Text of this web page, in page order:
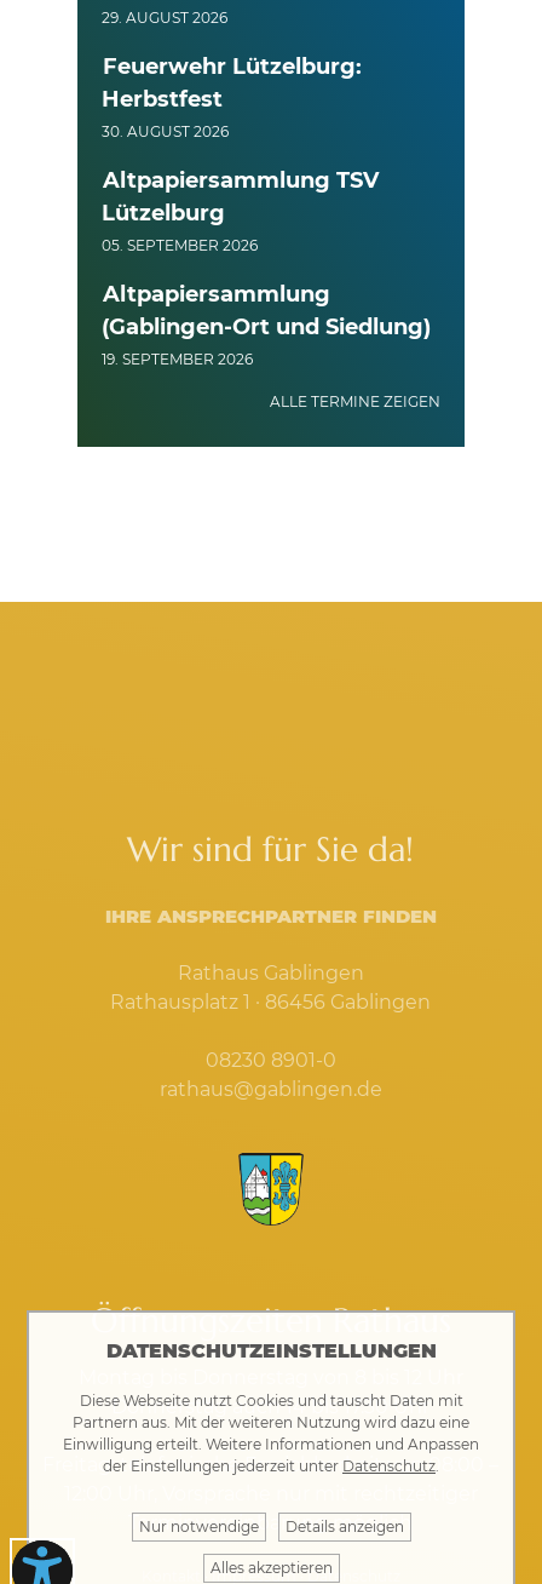
29. AUGUST 2026
Feuerwehr Lützelburg:
Herbstfest
30. AUGUST 2026
Altpapiersammlung TSV
Lützelburg
05. SEPTEMBER 2026
Altpapiersammlung
(Gablingen-Ort und Siedlung)
19. SEPTEMBER 2026
ALLE TERMINE ZEIGEN
Wir sind für Sie da!
IHRE ANSPRECHPARTNER FINDEN
Rathaus Gablingen
Rathausplatz 1 · 86456 Gablingen
08230 8901-0
rathaus@gablingen.de
Öffnungszeiten Rathaus
Donnerstag auch 14 bis 17.30 Uhr
Freitag: telefonische Erreichbarkeit von 08:00 –
Terminvereinbarung möglich
·Impressum·Datenschutz
DATENSCHUTZEINSTELLUNGEN
Diese Webseite nutzt Cookies und tauscht Daten mit
Partnern aus. Mit der weiteren Nutzung wird dazu eine
Einwilligung erteilt. Weitere Informationen und Anpassen
der Einstellungen jederzeit unter Datenschutz.
Nur notwendige Details anzeigen
Alles akzeptieren